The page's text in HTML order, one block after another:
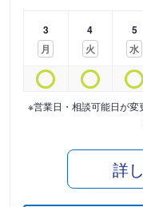
3
月
4
火
5
水
※営業日・相談可能日が
詳